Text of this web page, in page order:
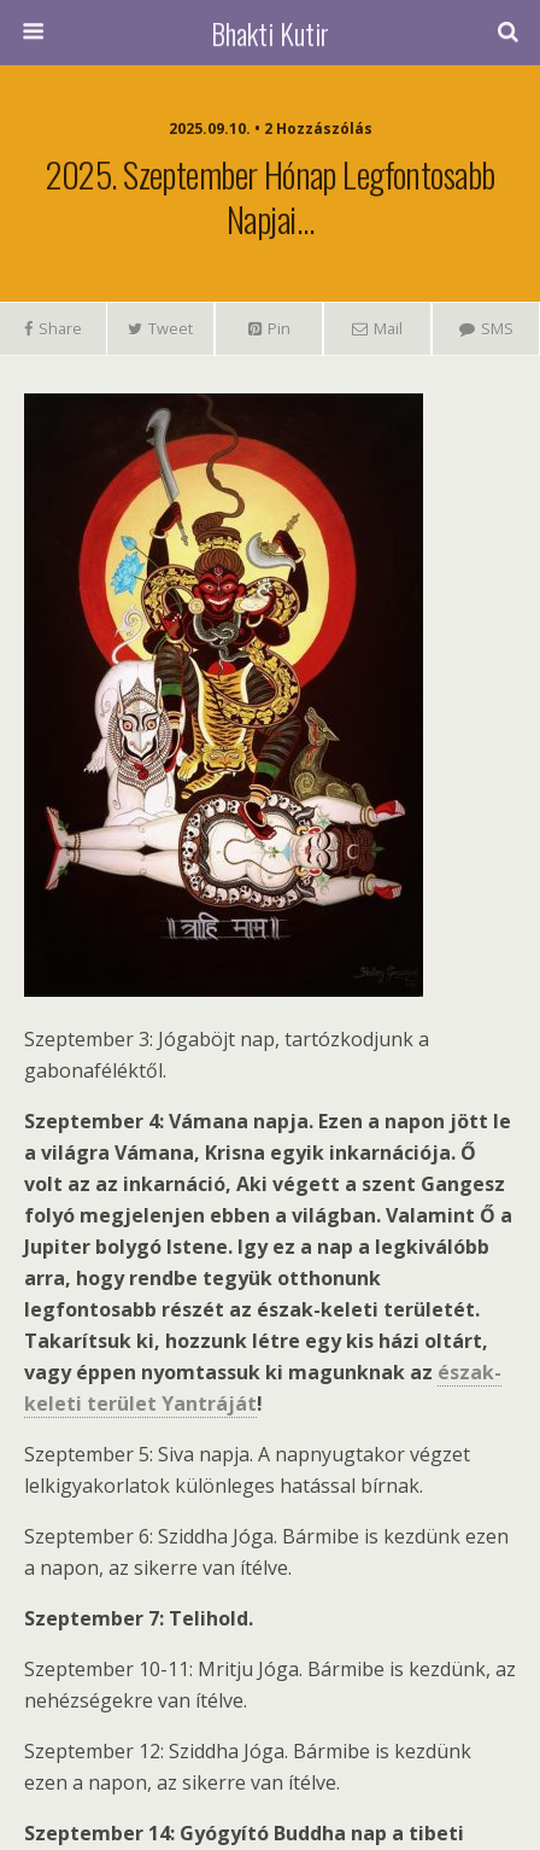
Bhakti Kutir
2025.09.10. • 2 Hozzászólás
2025. Szeptember Hónap Legfontosabb
Napjai…
Share Tweet Pin Mail SMS
Szeptember 3: Jógaböjt nap, tartózkodjunk a
gabonaféléktől.
Szeptember 4: Vámana napja. Ezen a napon jött le
a világra Vámana, Krisna egyik inkarnációja. Ő
volt az az inkarnáció, Aki végett a szent Gangesz
folyó megjelenjen ebben a világban. Valamint Ő a
Jupiter bolygó Istene. Igy ez a nap a legkiválóbb
arra, hogy rendbe tegyük otthonunk
legfontosabb részét az észak-keleti területét.
Takarítsuk ki, hozzunk létre egy kis házi oltárt,
vagy éppen nyomtassuk ki magunknak az észak-
keleti terület Yantráját!
Szeptember 5: Siva napja. A napnyugtakor végzet
lelkigyakorlatok különleges hatással bírnak.
Szeptember 6: Sziddha Jóga. Bármibe is kezdünk ezen
a napon, az sikerre van ítélve.
Szeptember 7: Telihold.
Szeptember 10-11: Mritju Jóga. Bármibe is kezdünk, az
nehézségekre van ítélve.
Szeptember 12: Sziddha Jóga. Bármibe is kezdünk
ezen a napon, az sikerre van ítélve.
Szeptember 14: Gyógyító Buddha nap a tibeti